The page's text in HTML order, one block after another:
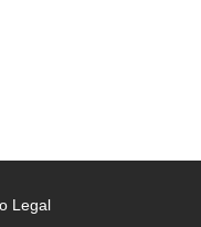
Legal